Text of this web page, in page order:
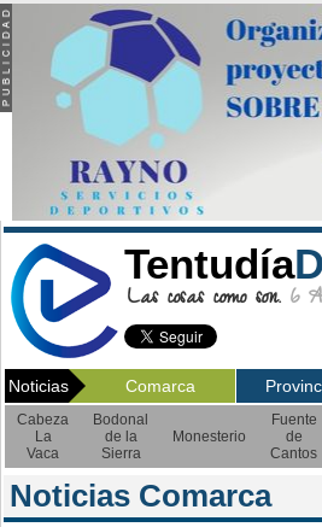
Tentudía
Las cosas como son. 6
Noticias Comarca
Cabeza
La
Vaca
Bodonal
de la
Sierra
Monesterio
Fuente
de
Cantos
Noticias Comarca